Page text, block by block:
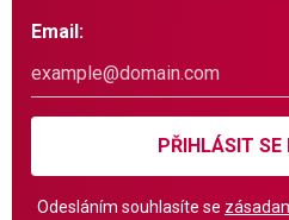
Email:
PŘIHLÁSIT SE
Odesláním souhlasíte se